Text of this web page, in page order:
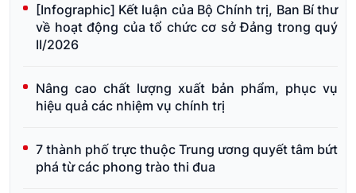
[Infographic] Kết luận của Bộ Chính trị, Ban Bí thư
về hoạt động của tổ chức cơ sở Đảng trong quý
II/2026
Nâng cao chất lượng xuất bản phẩm, phục vụ
hiệu quả các nhiệm vụ chính trị
7 thành phố trực thuộc Trung ương quyết tâm bứt
phá từ các phong trào thi đua